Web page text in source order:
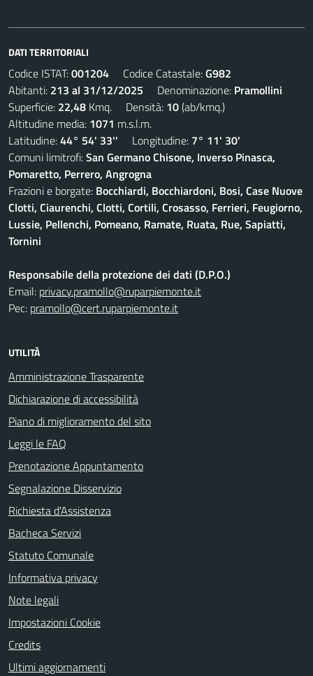
DATI TERRITORIALI
Codice ISTAT:001204 Codice Catastale:G982
Abitanti: 213 al 31/12/2025 Denominazione: Pramollini
Superficie: 22,48 Kmq. Densità: 10(ab/kmq.)
Altitudine media: 1071 m.s.l.m.
Latitudine:44° 54' 33'' Longitudine: 7° 11' 30'
Comuni limitrofi:San Germano Chisone, Inverso Pinasca,
Pomaretto, Perrero, Angrogna
Frazioni e borgate: Bocchiardi, Bocchiardoni, Bosi, Case Nuove
Clotti, Ciaurenchi, Clotti, Cortili, Crosasso, Ferrieri, Feugiorno,
Lussie, Pellenchi, Pomeano, Ramate, Ruata, Rue, Sapiatti,
Tornini
Responsabile della protezione dei dati (D.P.O.)
Email: privacy.pramollo@ruparpiemonte.it
Pec: pramollo@cert.ruparpiemonte.it
UTILITÀ
Amministrazione Trasparente
Dichiarazione di accessibilità
Piano di miglioramento del sito
Leggi le FAQ
Prenotazione Appuntamento
Segnalazione Disservizio
Richiesta d'Assistenza
Bacheca Servizi
Statuto Comunale
Informativa privacy
Note legali
Impostazioni Cookie
Credits
Ultimi aggiornamenti